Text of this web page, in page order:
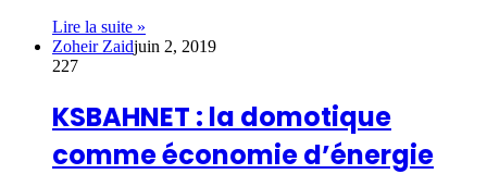
Lire la suite »
Zoheir Zaidjuin 2, 2019
227
KSBAHNET : la domotique
comme économie d’énergie